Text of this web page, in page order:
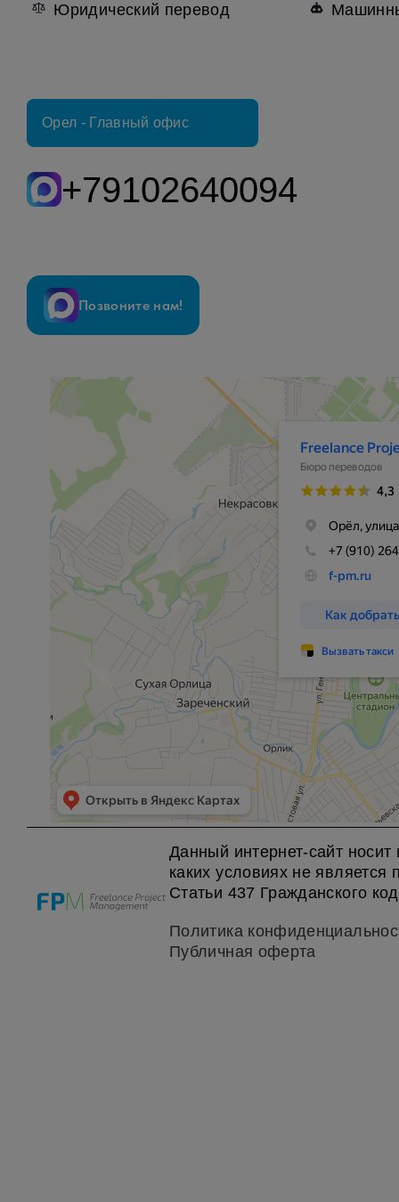
Юридический перевод
Орел - Главный офис
+79102640094
Позвоните нам!
Freelance Project Management
Бюро переводов в Орле
Данный интернет-сайт
каких условиях не
Статьи 437 Гражданского
Политика
Публичная оферта